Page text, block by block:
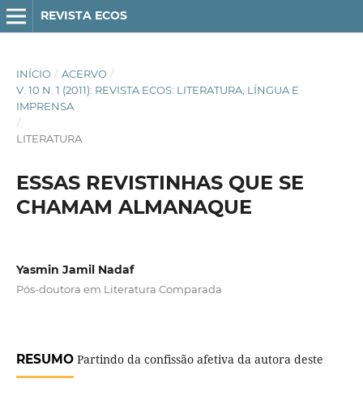
REVISTA ECOS
INÍCIO / ACERVO /
V. 10 N. 1 (2011): REVISTA ECOS: LITERATURA, LÍNGUA E
IMPRENSA
/
LITERATURA
ESSAS REVISTINHAS QUE SE
CHAMAM ALMANAQUE
Yasmin Jamil Nadaf
Pós-doutora em Literatura Comparada
RESUMOPartindo da confissão afetiva da autora deste